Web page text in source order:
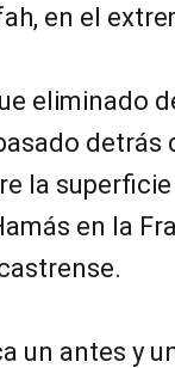
en el
eliminado
detrás
la
en la
un antes y